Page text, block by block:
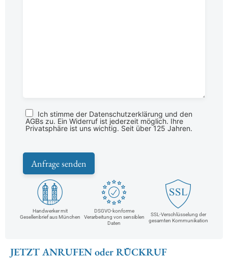
Ich stimme der Datenschutzerklärung und den
AGBs zu. Ein Widerruf ist jederzeit möglich. Ihre
Privatsphäre ist uns wichtig. Seit über 125 Jahren.
Handwerker mit
Gesellenbrief aus München
DSGVO-konforme
Verarbeitung von sensiblen
Daten
SSL-Verschlüsselung der
gesamten Kommunikation
JETZT ANRUFEN oder RÜCKRUF